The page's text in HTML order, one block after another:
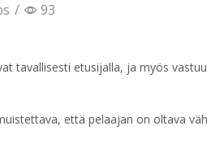
/ 93
tavallisesti etusijalla, ja myös
että pelaajan on oltava